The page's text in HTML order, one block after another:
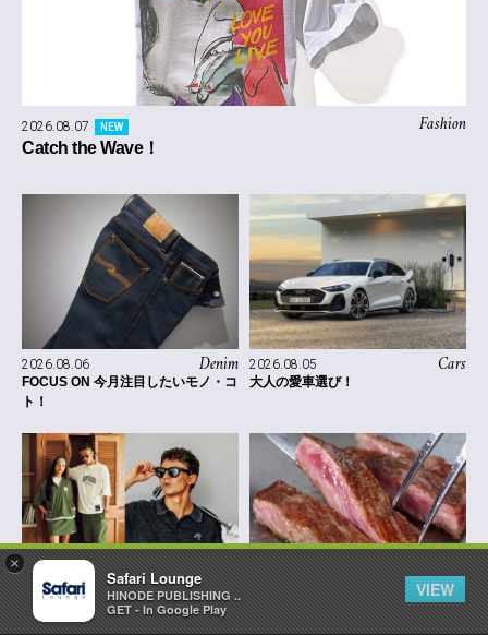
×
Safari Lounge
HINODE PUBLISHING ..
GET - In Google Play
VIEW
Fashion
2026.08.07 NEW
Catch the Wave！
Denim
2026.08.06
FOCUS ON 今月注目したいモノ・コ
ト！
Cars
2026.08.05
大人の愛車選び！
Fashion
2026.08.05
西海岸流GOLFのススメ！
Gourmet
2026.08.03
グルメジャーナリスト東龍のホテル